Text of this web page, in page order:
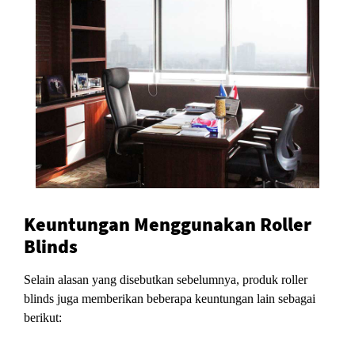
Keuntungan Menggunakan Roller
Blinds
Selain alasan yang disebutkan sebelumnya, produk roller
blinds juga memberikan beberapa keuntungan lain sebagai
berikut: